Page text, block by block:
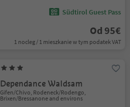
Südtirol Guest Pass
Od 95€
1 nocleg / 1 mieszkanie w tym podatek VAT
Dependance Waldsam
Gifen/Chivo, Rodeneck/Rodengo,
Brixen/Bressanone and environs